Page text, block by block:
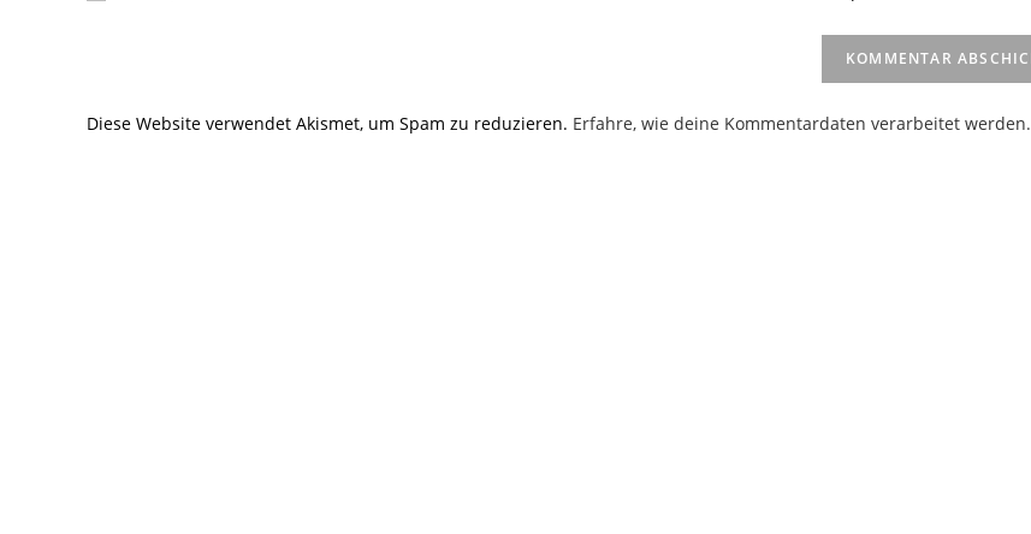
oder
ein
ein
Diese Website verwendet Akismet, um Spam zu reduzieren. Erfahre, wie deine Kommentardaten verarbeitet werden.